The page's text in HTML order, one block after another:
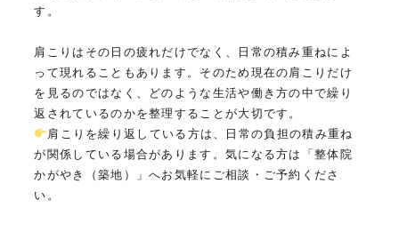
す。
肩こりはその日の疲れだけでなく、日常の積み重ねによ
って現れることもあります。そのため現在の肩こりだけ
を見るのではなく、どのような生活や働き方の中で繰り
返されているのかを整理することが大切です。
肩こりを繰り返している方は、日常の負担の積み重ね
が関係している場合があります。気になる方は「整体院
かがやき（築地）」へお気軽にご相談・ご予約くださ
い。